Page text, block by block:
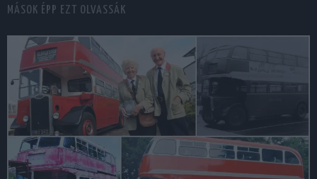
MÁSOK ÉPP EZT OLVASSÁK